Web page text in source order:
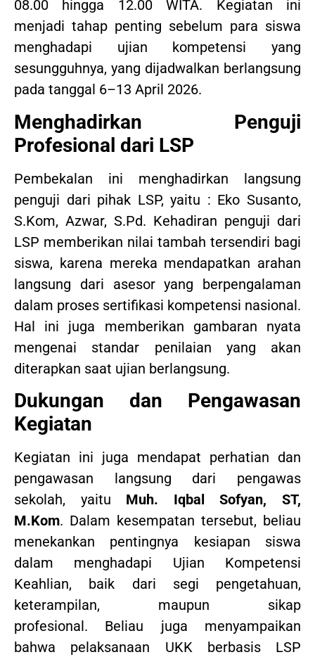
08.00 hingga 12.00 WITA. Kegiatan ini
menjadi tahap penting sebelum para siswa
menghadapi ujian kompetensi yang
sesungguhnya, yang dijadwalkan berlangsung
pada tanggal 6–13 April 2026.
Menghadirkan Penguji
Profesional dari LSP
Pembekalan ini menghadirkan langsung
penguji dari pihak LSP, yaitu : Eko Susanto,
S.Kom, Azwar, S.Pd. Kehadiran penguji dari
LSP memberikan nilai tambah tersendiri bagi
siswa, karena mereka mendapatkan arahan
langsung dari asesor yang berpengalaman
dalam proses sertifikasi kompetensi nasional.
Hal ini juga memberikan gambaran nyata
mengenai standar penilaian yang akan
diterapkan saat ujian berlangsung.
Dukungan dan Pengawasan
Kegiatan
Kegiatan ini juga mendapat perhatian dan
pengawasan langsung dari pengawas
sekolah, yaitu Muh. Iqbal Sofyan, ST,
M.Kom. Dalam kesempatan tersebut, beliau
menekankan pentingnya kesiapan siswa
dalam menghadapi Ujian Kompetensi
Keahlian, baik dari segi pengetahuan,
keterampilan, maupun sikap
profesional. Beliau juga menyampaikan
bahwa pelaksanaan UKK berbasis LSP